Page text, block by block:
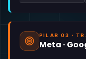
PILAR 03 ·
Meta ·